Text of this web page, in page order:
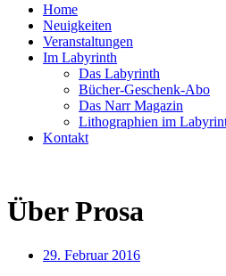
Home
Neuigkeiten
Veranstaltungen
Im Labyrinth
Das Labyrinth
Bücher-Geschenk-Abo
Das Narr Magazin
Lithographien im
Kontakt
Über Prosa
29. Februar 2016